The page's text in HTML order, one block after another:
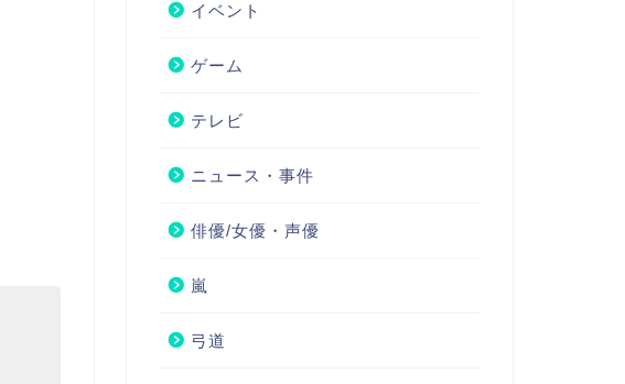
イベント
ゲーム
テレビ
ニュース・事件
俳優/女優・声優
嵐
弓道